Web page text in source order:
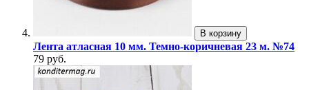
В корзину
Лента атласная 10 мм. Темно-коричневая 23 м. №74
79 руб.